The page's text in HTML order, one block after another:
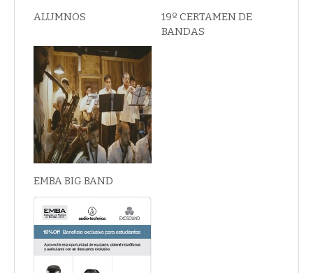
ALUMNOS
19º CERTAMEN DE
BANDAS
EMBA BIG BAND